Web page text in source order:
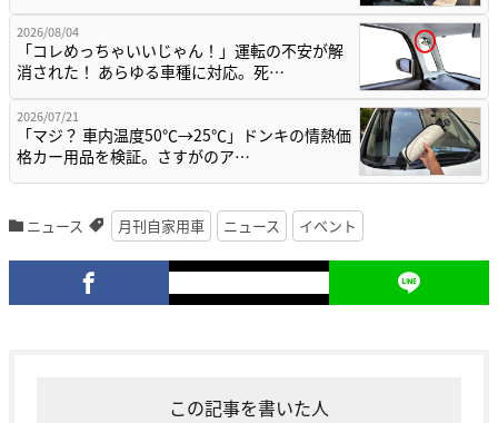
2026/08/04
「コレめっちゃいいじゃん！」運転の不安が解
消された！ あらゆる車種に対応。死…
2026/07/21
「マジ？ 車内温度50℃→25℃」ドンキの情熱価
格カー用品を検証。さすがのア…
ニュース 月刊自家用車 ニュース イベント
この記事を書いた人